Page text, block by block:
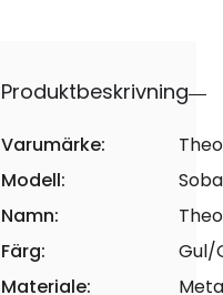
Produktbeskrivning
Varumärke:
Theo
Modell:
Soba
Namn:
Färg:
Gul/
Materiale: